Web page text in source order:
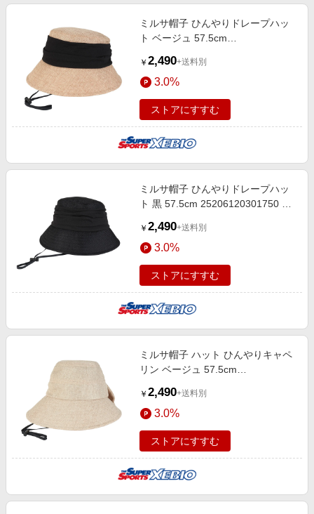
ミルサ帽子 ひんやりドレープハッ
ト ベージュ 57.5cm
バケハ UVカット 冷感 ひも付き 暑
さ対策
￥ 2,490+送料別
3.0%
ストアにすすむ
ミルサ帽子 ひんやりドレープハッ
ト 黒 57.5cm 25206120301750 バ
感 ひも付き 暑さ対策 日差し対策
￥ 2,490+送料別
3.0%
ストアにすすむ
ミルサ帽子 ハット ひんやりキャペ
リン ベージュ 57.5cm
バケハ UVカット 冷感 ひも付き ネ
ックガード
￥ 2,490+送料別
3.0%
ストアにすすむ